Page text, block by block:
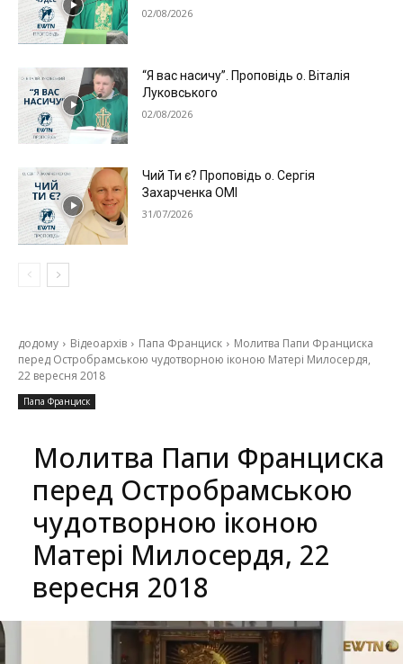
02/08/2026
“Я вас насичу”. Проповідь о. Віталія
Луковського
02/08/2026
Чий Ти є? Проповідь о. Сергія
Захарченка ОМІ
31/07/2026